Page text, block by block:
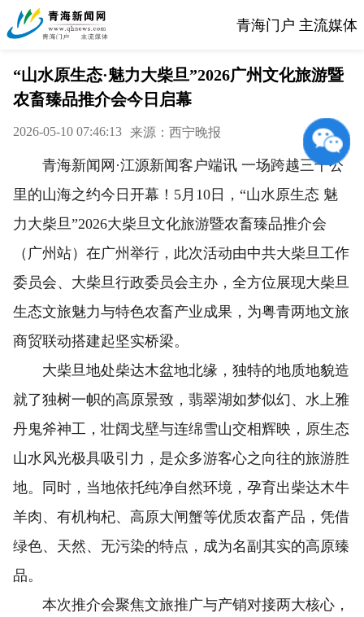
青海门户 主流媒体
“山水原生态·魅力大柴旦”2026广州文化旅游暨
农畜臻品推介会今日启幕
2026-05-10 07:46:13 来源：西宁晚报
青海新闻网·江源新闻客户端讯 一场跨越三千公
里的山海之约今日开幕！5月10日，“山水原生态 魅
力大柴旦”2026大柴旦文化旅游暨农畜臻品推介会
（广州站）在广州举行，此次活动由中共大柴旦工作
委员会、大柴旦行政委员会主办，全方位展现大柴旦
生态文旅魅力与特色农畜产业成果，为粤青两地文旅
商贸联动搭建起坚实桥梁。
大柴旦地处柴达木盆地北缘，独特的地质地貌造
就了独树一帜的高原景致，翡翠湖如梦似幻、水上雅
丹鬼斧神工，壮阔戈壁与连绵雪山交相辉映，原生态
山水风光极具吸引力，是众多游客心之向往的旅游胜
地。同时，当地依托纯净自然环境，孕育出柴达木牛
羊肉、有机枸杞、高原大闸蟹等优质农畜产品，凭借
绿色、天然、无污染的特点，成为名副其实的高原臻
品。
本次推介会聚焦文旅推广与产销对接两大核心，